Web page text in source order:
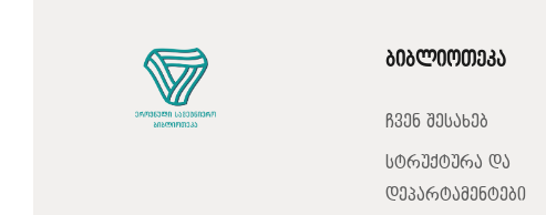
ბიბლიოთეკა
ჩვენ შესახებ
სტრუქტურა და
დეპარტამენტები